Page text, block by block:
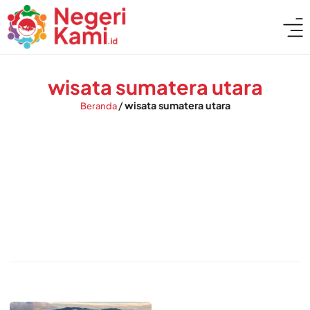
wisata sumatera utara
Beranda/wisata sumatera utara